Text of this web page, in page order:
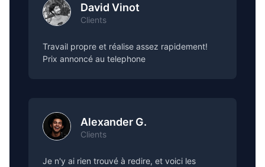
David Vinot
Clients
Travail propre et réalise assez rapidement!
Prix annoncé au telephone
Alexander G.
Clients
Je n'y ai rien trouvé à redire, et voici les